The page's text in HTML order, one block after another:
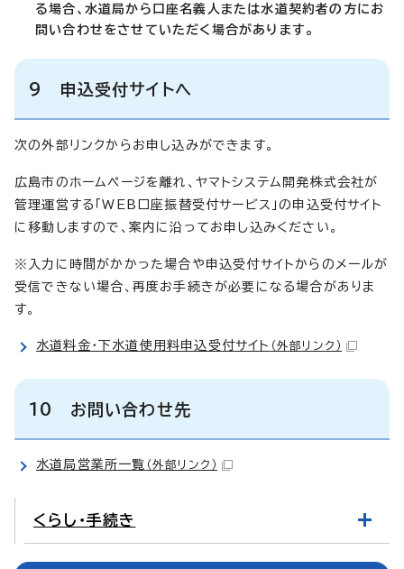
る場合、水道局から口座名義人または水道契約者の方にお
問い合わせをさせていただく場合があります。
9 申込受付サイトへ
次の外部リンクからお申し込みができます。
広島市のホームページを離れ、ヤマトシステム開発株式会社が
管理運営する「WEB口座振替受付サービス」の申込受付サイト
に移動しますので、案内に沿ってお申し込みください。
※入力に時間がかかった場合や申込受付サイトからのメールが
受信できない場合、再度お手続きが必要になる場合がありま
す。
水道料金・下水道使用料申込受付サイト （外部リンク）
10 お問い合わせ先
水道局営業所一覧 （外部リンク）
くらし・手続き